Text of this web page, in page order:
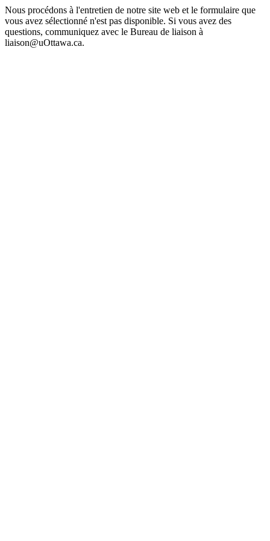
Nous procédons à l'entretien de notre site web et le formulaire que
vous avez sélectionné n'est pas disponible. Si vous avez des
questions, communiquez avec le Bureau de liaison à
liaison@uOttawa.ca.